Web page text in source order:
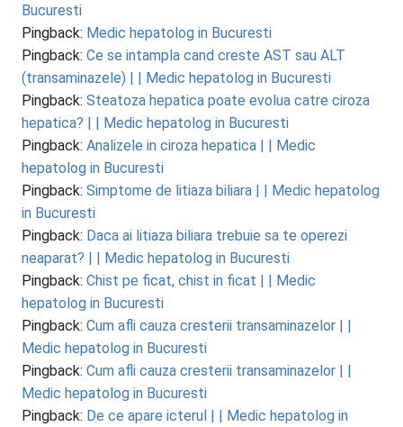
Bucuresti
Pingback: Medic hepatolog in Bucuresti
Pingback: Ce se intampla cand creste AST sau ALT
(transaminazele) | | Medic hepatolog in Bucuresti
Pingback: Steatoza hepatica poate evolua catre ciroza
hepatica? | | Medic hepatolog in Bucuresti
Pingback: Analizele in ciroza hepatica | | Medic
hepatolog in Bucuresti
Pingback: Simptome de litiaza biliara | | Medic hepatolog
in Bucuresti
Pingback: Daca ai litiaza biliara trebuie sa te operezi
neaparat? | | Medic hepatolog in Bucuresti
Pingback: Chist pe ficat, chist in ficat | | Medic
hepatolog in Bucuresti
Pingback: Cum afli cauza cresterii transaminazelor | |
Medic hepatolog in Bucuresti
Pingback: Cum afli cauza cresterii transaminazelor | |
Medic hepatolog in Bucuresti
Pingback: De ce apare icterul | | Medic hepatolog in